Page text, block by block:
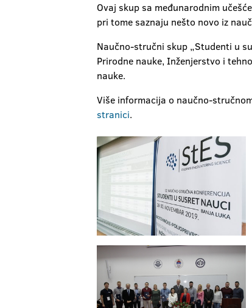
Ovaj skup sa međunarodnim
pri tome saznaju nešto novo iz
Naučno-stručni skup „Studenti u
Prirodne nauke, Inženjerstvo i
nauke.
Više informacija o naučno-
stranici.